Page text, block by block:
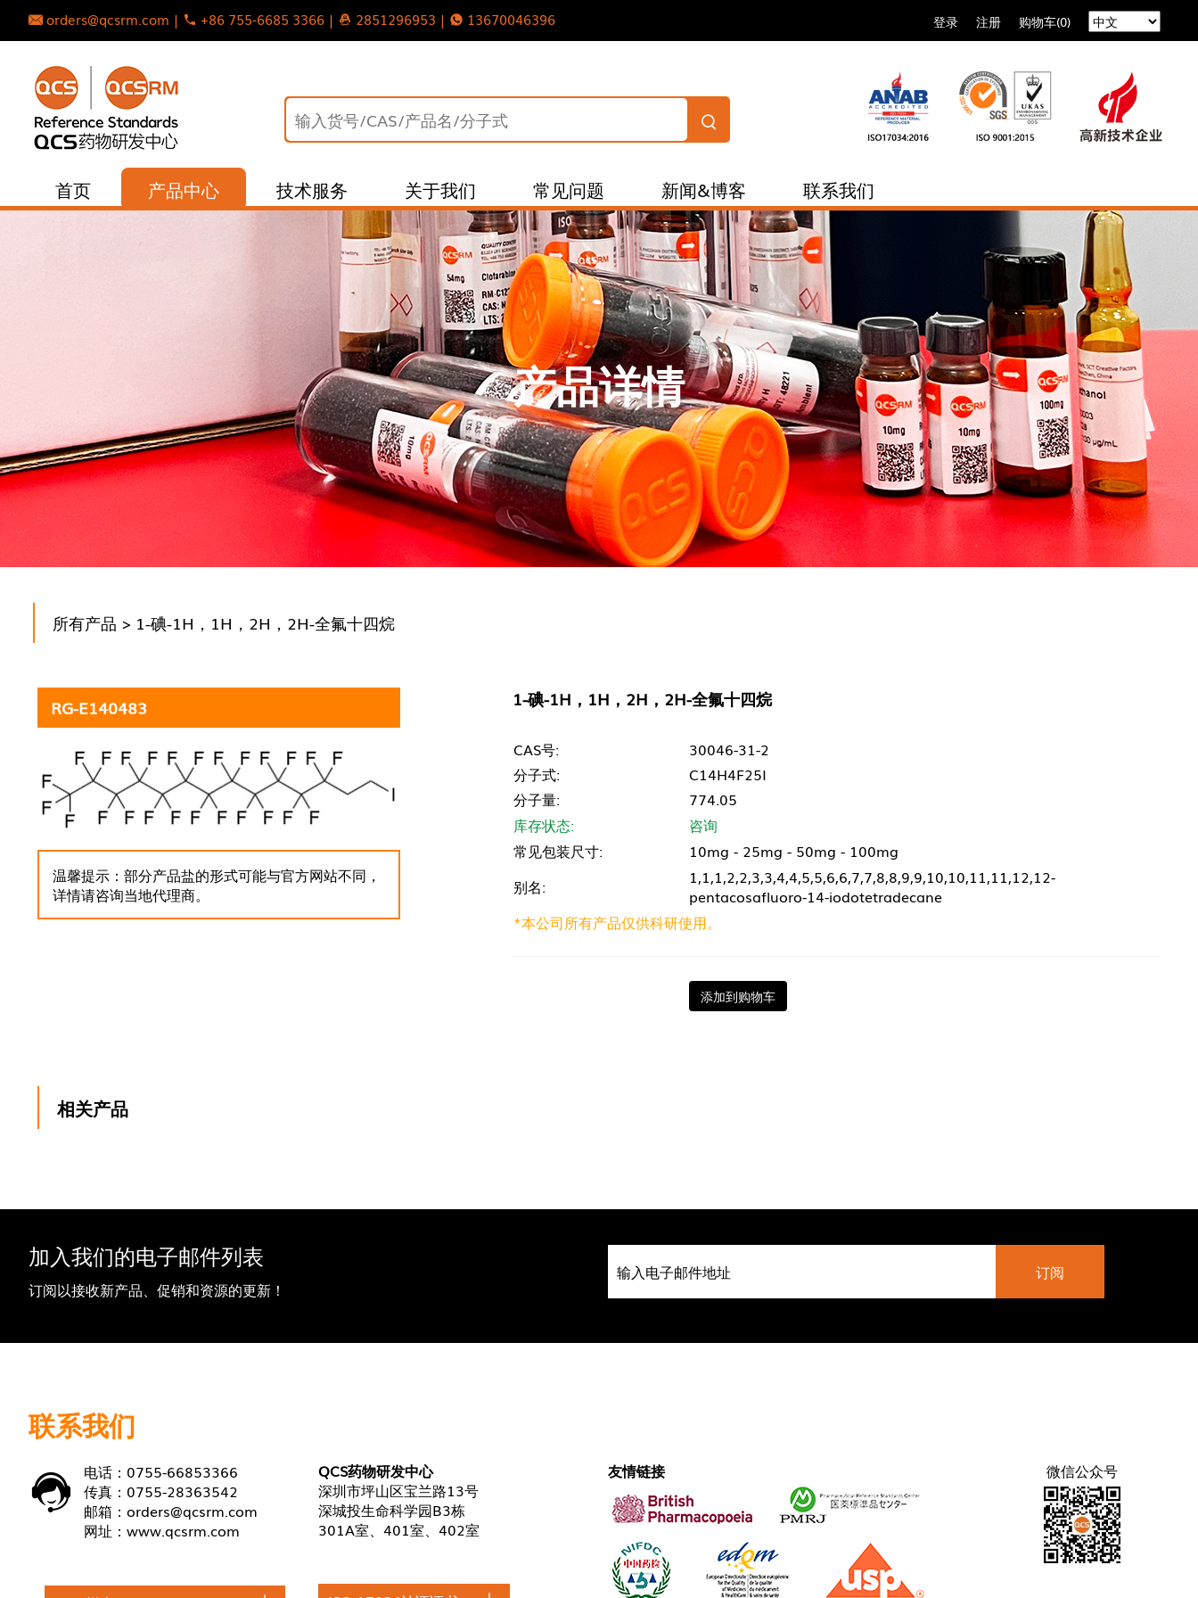
orders@qcsrm.com | +86 755-6685 3366 | 2851296953 | 13670046396 登录 注册 购物车(0)
首页 产品中心 技术服务 关于我们 常见问题 新闻&博客 联系我们
产品详情
所有产品 > 1-碘-1H，1H，2H，2H-全氟十四烷
RG-E140483
温馨提示：部分产品盐的形式可能与官方网站不同，
详情请咨询当地代理商。
1-碘-1H，1H，2H，2H-全氟十四烷
CAS号:
30046-31-2
分子式:
C14H4F25I
分子量:
774.05
库存状态:
咨询
常见包装尺寸:
10mg - 25mg - 50mg - 100mg
别名:
1,1,1,2,2,3,3,4,4,5,5,6,6,7,7,8,8,9,9,10,10,11,11,12,12-
pentacosafluoro-14-iodotetradecane
*本公司所有产品仅供科研使用。
添加到购物车
相关产品
加入我们的电子邮件列表
订阅以接收新产品、促销和资源的更新！
联系我们
电话：0755-66853366
传真：0755-28363542
邮箱： orders@qcsrm.com
网址： www.qcsrm.com
QCS药物研发中心
深圳市坪山区宝兰路13号
深城投生命科学园B3栋
301A室、401室、402室
友情链接 微信公众号